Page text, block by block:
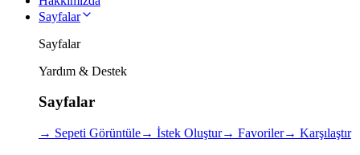
Sayfalar
Sayfalar
Yardım & Destek
Sayfalar
→ Sepeti Görüntüle→ İstek Oluştur→ Favoriler→ Karşılaştır